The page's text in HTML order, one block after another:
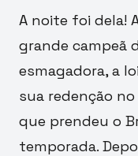
A noite foi dela!
grande campeã
esmagadora, a
sua redenção
que prendeu o
temporada.